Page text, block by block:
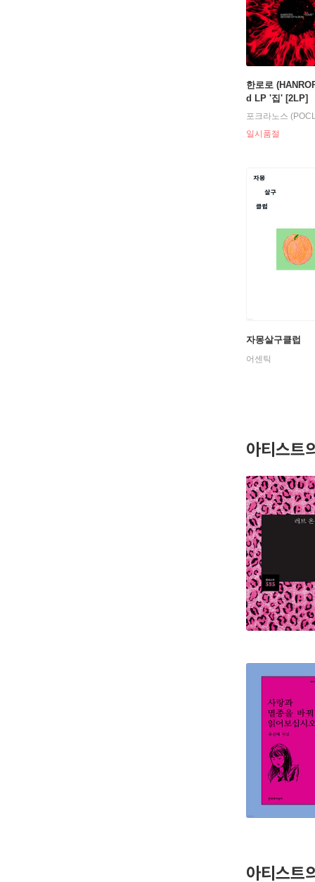
한로로
d LP '집' [2LP]
포크라노스
일시품절
자몽살구클럽
어센틱
아티스트
아티스트